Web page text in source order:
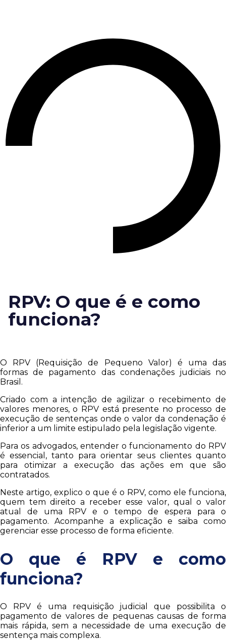
RPV: O que é e como
funciona?
O RPV (Requisição de Pequeno Valor) é uma das
formas de pagamento das condenações judiciais no
Brasil.
Criado com a intenção de agilizar o recebimento de
valores menores, o RPV está presente no processo de
execução de sentenças onde o valor da condenação é
inferior a um limite estipulado pela legislação vigente.
Para os advogados, entender o funcionamento do RPV
é essencial, tanto para orientar seus clientes quanto
para otimizar a execução das ações em que são
contratados.
Neste artigo, explico o que é o RPV, como ele funciona,
quem tem direito a receber esse valor, qual o valor
atual de uma RPV e o tempo de espera para o
pagamento. Acompanhe a explicação e saiba como
gerenciar esse processo de forma eficiente.
O que é RPV e como
funciona?
O RPV é uma requisição judicial que possibilita o
pagamento de valores de pequenas causas de forma
mais rápida, sem a necessidade de uma execução de
sentença mais complexa.